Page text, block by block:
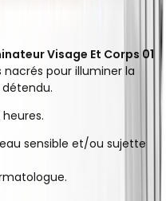
Visage Et Corps 01
pour illuminer la
sensible et/ou sujette